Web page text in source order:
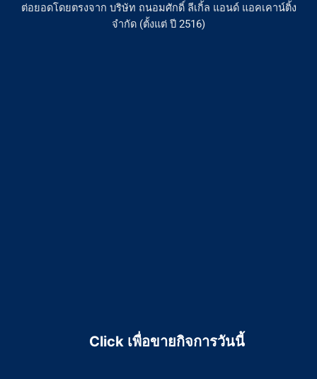
ต่อยอดโดยตรงจาก บริษัท ถนอมศักดิ์ ลีเกิ้ล แอนด์ แอคเคาน์ติ้ง
จำกัด (ตั้งแต่ ปี 2516)
Click เพื่อขายกิจการวันนี้